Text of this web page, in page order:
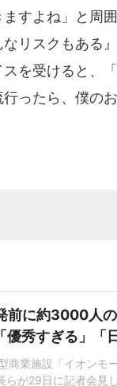
すよね」と周
リスクもある
を受けると、
ったら、僕の
前に約3000人
秀すぎる」「
商業施設「イオンモ
らが29日に記者会見